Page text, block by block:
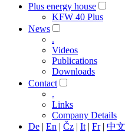
Plus energy house
KFW 40 Plus
News
.
Videos
Publications
Downloads
Contact
.
Links
Company Details
De | En | Čz | It | Fr| 中文